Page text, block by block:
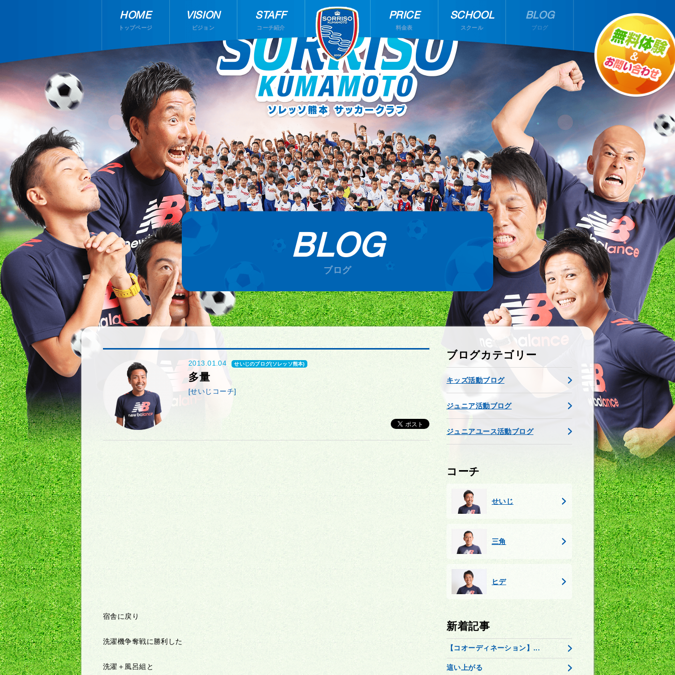
HOME
トップページ
VISION
ビジョン
STAFF
コーチ紹介
PRICE
料金表
SCHOOL
スクール
BLOG
ブログ
BLOG
ブログ
2013.01.04 せいじのブログ(ソレッソ熊本)
多量
[せいじコーチ]
宿舎に戻り
洗濯機争奪戦に勝利した
洗濯＋風呂組と
ブログカテゴリー
キッズ活動ブログ
ジュニア活動ブログ
ジュニアユース活動ブログ
コーチ
せいじ
三角
ヒデ
新着記事
【コオーディネーション】...
這い上がる